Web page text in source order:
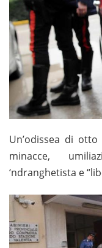
Un’odissea di
minacce,
‘ndranghetista e